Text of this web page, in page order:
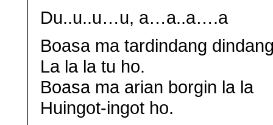
Du..u..u…u, a…a..a….a
Boasa ma tardindang
La la la tu ho.
Boasa ma arian borgin la la
Huingot-ingot ho.